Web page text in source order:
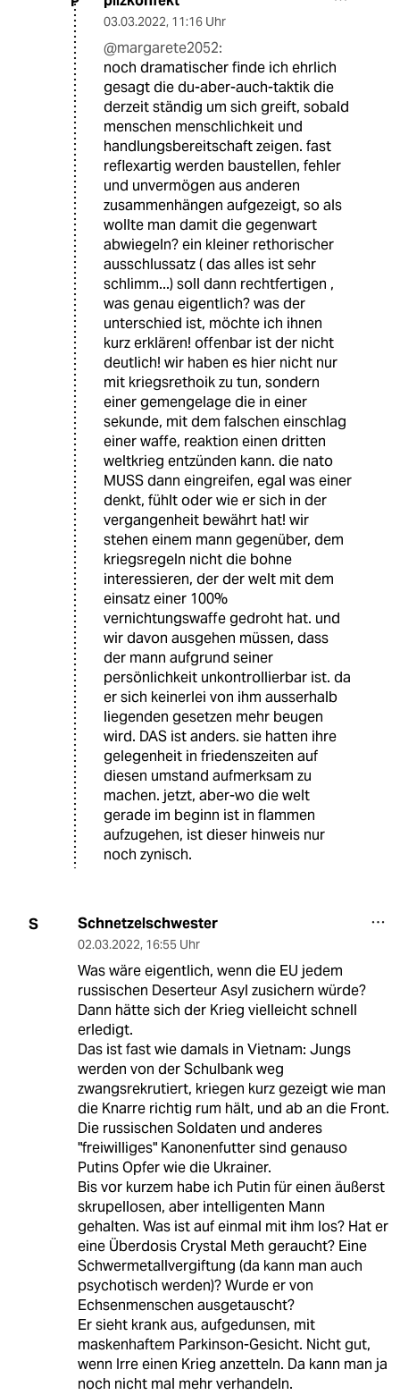
03.03.2022, 11:16 Uhr
@margarete2052:
noch dramatischer finde ich ehrlich
gesagt die du-aber-auch-taktik die
derzeit ständig um sich greift, sobald
menschen menschlichkeit und
handlungsbereitschaft zeigen. fast
reflexartig werden baustellen, fehler
und unvermögen aus anderen
zusammenhängen aufgezeigt, so als
wollte man damit die gegenwart
abwiegeln? ein kleiner rethorischer
ausschlussatz ( das alles ist sehr
schlimm...) soll dann rechtfertigen ,
was genau eigentlich? was der
unterschied ist, möchte ich ihnen
kurz erklären! offenbar ist der nicht
deutlich! wir haben es hier nicht nur
mit kriegsrethoik zu tun, sondern
einer gemengelage die in einer
sekunde, mit dem falschen einschlag
einer waffe, reaktion einen dritten
weltkrieg entzünden kann. die nato
MUSS dann eingreifen, egal was einer
denkt, fühlt oder wie er sich in der
vergangenheit bewährt hat! wir
stehen einem mann gegenüber, dem
kriegsregeln nicht die bohne
interessieren, der der welt mit dem
einsatz einer 100%
vernichtungswaffe gedroht hat. und
wir davon ausgehen müssen, dass
der mann aufgrund seiner
persönlichkeit unkontrollierbar ist. da
er sich keinerlei von ihm ausserhalb
liegenden gesetzen mehr beugen
wird. DAS ist anders. sie hatten ihre
gelegenheit in friedenszeiten auf
diesen umstand aufmerksam zu
machen. jetzt, aber-wo die welt
gerade im beginn ist in flammen
aufzugehen, ist dieser hinweis nur
noch zynisch.
S Schnetzelschwester
02.03.2022, 16:55 Uhr
Was wäre eigentlich, wenn die EU jedem
russischen Deserteur Asyl zusichern würde?
Dann hätte sich der Krieg vielleicht schnell
erledigt.
Das ist fast wie damals in Vietnam: Jungs
werden von der Schulbank weg
zwangsrekrutiert, kriegen kurz gezeigt wie man
die Knarre richtig rum hält, und ab an die Front.
Die russischen Soldaten und anderes
"freiwilliges" Kanonenfutter sind genauso
Putins Opfer wie die Ukrainer.
Bis vor kurzem habe ich Putin für einen äußerst
skrupellosen, aber intelligenten Mann
gehalten. Was ist auf einmal mit ihm los? Hat er
eine Überdosis Crystal Meth geraucht? Eine
Schwermetallvergiftung (da kann man auch
psychotisch werden)? Wurde er von
Echsenmenschen ausgetauscht?
Er sieht krank aus, aufgedunsen, mit
maskenhaftem Parkinson-Gesicht. Nicht gut,
wenn Irre einen Krieg anzetteln. Da kann man ja
noch nicht mal mehr verhandeln.